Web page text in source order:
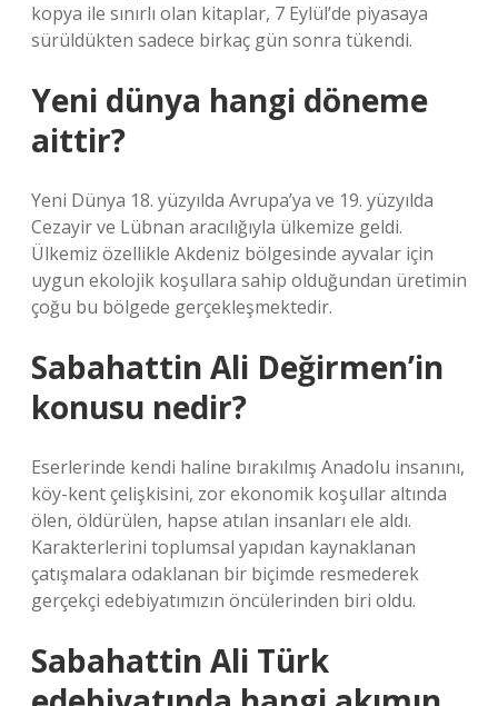
kopya ile sınırlı olan kitaplar, 7 Eylül’de piyasaya
sürüldükten sadece birkaç gün sonra tükendi.
Yeni dünya hangi döneme
aittir?
Yeni Dünya 18. yüzyılda Avrupa’ya ve 19. yüzyılda
Cezayir ve Lübnan aracılığıyla ülkemize geldi.
Ülkemiz özellikle Akdeniz bölgesinde ayvalar için
uygun ekolojik koşullara sahip olduğundan üretimin
çoğu bu bölgede gerçekleşmektedir.
Sabahattin Ali Değirmen’in
konusu nedir?
Eserlerinde kendi haline bırakılmış Anadolu insanını,
köy-kent çelişkisini, zor ekonomik koşullar altında
ölen, öldürülen, hapse atılan insanları ele aldı.
Karakterlerini toplumsal yapıdan kaynaklanan
çatışmalara odaklanan bir biçimde resmederek
gerçekçi edebiyatımızın öncülerinden biri oldu.
Sabahattin Ali Türk